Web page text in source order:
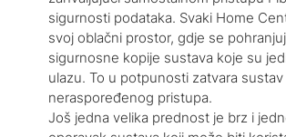
sigurnosti podataka. Svaki Home
svoj oblačni prostor, gdje se
sigurnosne kopije sustava koje su
ulazu. To u potpunosti zatvara
neraspoređenog pristupa.
Još jedna velika prednost je brz i